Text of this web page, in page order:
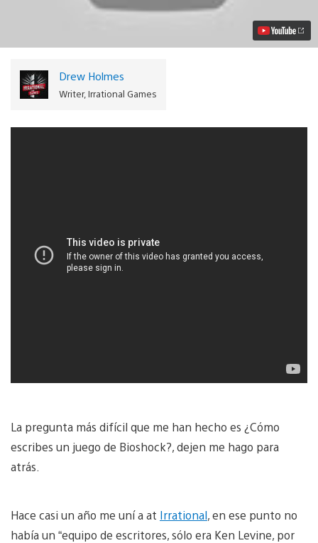
Escribiendo
Drew Holmes
Writer, Irrational Games
La pregunta más difícil que me han hecho es ¿Cómo
escribes un juego de Bioshock?, dejen me hago para
atrás.
Hace casi un año me uní a at Irrational, en ese punto no
había un “equipo de escritores, sólo era Ken Levine, por